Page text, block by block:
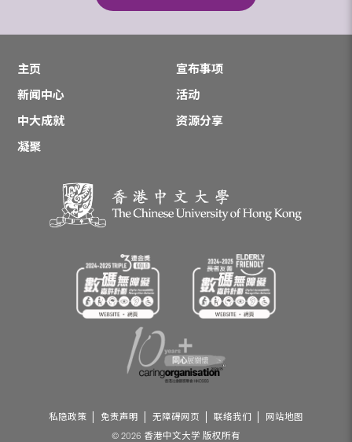
主页
宣布事项
新闻中心
活动
中大成就
资源分享
凝聚
私隐政策 免责声明 无障碍网页 联络我们
网站地图
© 2026 香港中文大学 版权所有